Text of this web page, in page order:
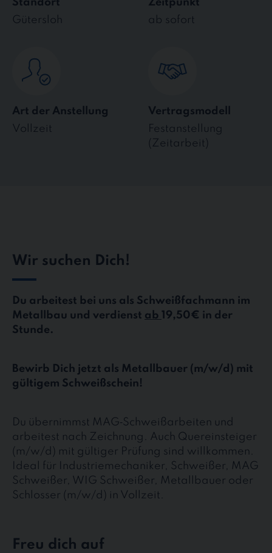
Standort
Gütersloh
Zeitpunkt
ab sofort
Art der Anstellung
Vollzeit
Vertragsmodell
Festanstellung
(Zeitarbeit)
Wir suchen Dich!
Du arbeitest bei uns als Schweißfachmann im
Metallbau und verdienst ab 19,50€ in der
Stunde.
Bewirb Dich jetzt als Metallbauer (m/w/d) mit
gültigem Schweißschein!
Du übernimmst MAG‑Schweißarbeiten und
arbeitest nach Zeichnung. Auch Quereinsteiger
(m/w/d) mit gültiger Prüfung sind willkommen.
Ideal für Industriemechaniker, Schweißer, MAG
Schweißer, WIG Schweißer, Metallbauer oder
Schlosser (m/w/d) in Vollzeit.
Freu dich auf